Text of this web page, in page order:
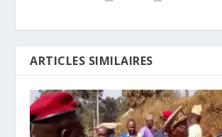
ARTICLES SIMILAIRES